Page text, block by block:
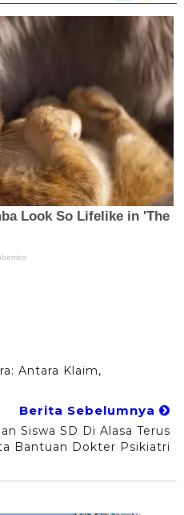
Antara Klaim,
Berita Sebelumnya
Siswa SD Di Alasa Terus
Bantuan Dokter Psikiatri